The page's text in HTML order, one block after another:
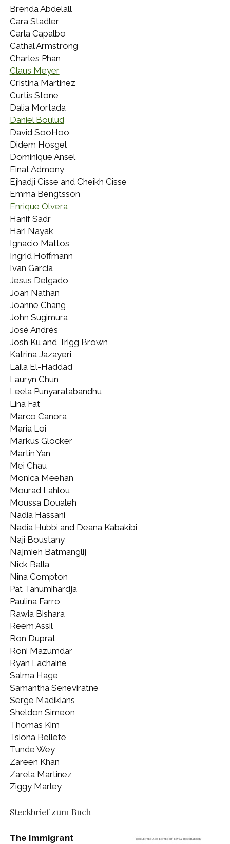
Brenda Abdelall
Cara Stadler
Carla Capalbo
Cathal Armstrong
Charles Phan
Claus Meyer
Cristina Martinez
Curtis Stone
Dalia Mortada
Daniel Boulud
David SooHoo
Didem Hosgel
Dominique Ansel
Einat Admony
Ejhadji Cisse and Cheikh Cisse
Emma Bengtsson
Enrique Olvera
Hanif Sadr
Hari Nayak
Ignacio Mattos
Ingrid Hoffmann
Ivan Garcia
Jesus Delgado
Joan Nathan
Joanne Chang
John Sugimura
José Andrés
Josh Ku and Trigg Brown
Katrina Jazayeri
Laila El-Haddad
Lauryn Chun
Leela Punyaratabandhu
Lina Fat
Marco Canora
Maria Loi
Markus Glocker
Martin Yan
Mei Chau
Monica Meehan
Mourad Lahlou
Moussa Doualeh
Nadia Hassani
Nadia Hubbi and Deana Kabakibi
Naji Boustany
Najmieh Batmanglij
Nick Balla
Nina Compton
Pat Tanumihardja
Paulina Farro
Rawia Bishara
Reem Assil
Ron Duprat
Roni Mazumdar
Ryan Lachaine
Salma Hage
Samantha Seneviratne
Serge Madikians
Sheldon Simeon
Thomas Kim
Tsiona Bellete
Tunde Wey
Zareen Khan
Zarela Martinez
Ziggy Marley
Steckbrief zum Buch
The Immigrant